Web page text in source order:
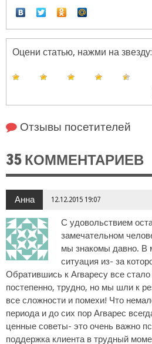
Оцени статью, нажми на звезду:
Отзывы посетителей
35 КОММЕНТАРИЕВ
Анна 12.12.2015 19:07
С удовольствием
замечательном
мы знакомы давно. В
ситуация из- за
Обратившись к Агваресу все
постепенно, трудно, но мы шли к
все сложности и помехи! Что
периода и до сих пор Агварес
ценные советы- это очень важно
поддержка клиента в трудный